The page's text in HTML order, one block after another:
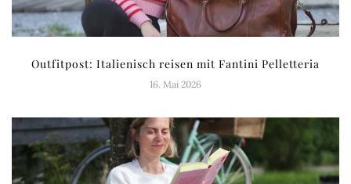
Outfitpost: Italienisch reisen mit Fantini Pelletteria
16. Mai 2026